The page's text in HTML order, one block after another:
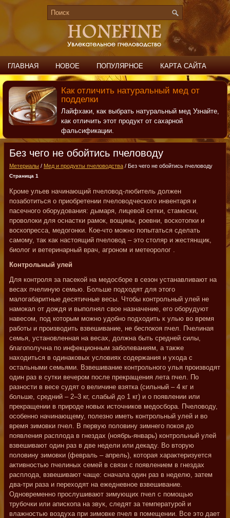
ГЛАВНАЯ НОВОЕ ПОПУЛЯРНОЕ КАРТА САЙТА
ПОИСК КОНТАКТЫ
Как отличить натуральный мед от
подделки
Лайфхаки, как выбрать натуральный мед Узнайте,
как отличить этот продукт от сахарной
фальсификации.
Без чего не обойтись пчеловоду
Метериалы / Мед и продукты пчеловодства / Без чего не обойтись пчеловоду
Страница 1
Кроме ульев начинающий пчеловод-любитель должен
позаботиться о приобретении пчеловодческого инвентаря и
пасечного оборудования: дымаря, лицевой сетки, стамески,
проволоки для оснастки рамок, вощины, роевни, воскотопки и
воскопресса, медогонки. Кое-что можно попытаться сделать
самому, так как настоящий пчеловод – это столяр и жестянщик,
биолог и ветеринарный врач, агроном и метеоролог .
Контрольный улей
Для контроля за пасекой на медосборе в сезон устанавливают на
весах пчелиную семью. Больше подходят для этого
малогабаритные десятичные весы. Чтобы контрольный улей не
намокал от дождя и выполнял свое назначение, его оборудуют
навесом, под которым можно удобно подходить к улью во время
работы и производить взвешивание, не беспокоя пчел. Пчелиная
семья, установленная на весах, должна быть средней силы,
благополучна по инфекционным заболеваниям, а также
находиться в одинаковых условиях содержания и ухода с
остальными семьями. Взвешивание контрольного улья производят
один раз в сутки вечером после прекращения лета пчел. По
разности в весе судят о величине взятка (сильный – 4 кг и
больше, средний – 2–3 кг, слабый до 1 кг) и о появлении или
прекращении в природе новых источников медосбора. Пчеловоду,
особенно начинающему, полезно иметь контрольный улей и во
время зимовки пчел. В первую половину зимнего покоя до
появления расплода в гнездах (ноябрь-январь) контрольный улей
взвешивают один раз в две недели или декаду. Во вторую
половину зимовки (февраль – апрель), которая характеризуется
активностью пчелиных семей в связи с появлением в гнездах
расплода, взвешивают чаще: сначала один раз в неделю, затем
два-три раза и переходят на ежедневное взвешивание.
Одновременно прослушивают зимующих пчел с помощью
трубочки или апископа на звук, следят за температурой и
влажностью воздуха при зимовке пчел в помещении. Все это дает